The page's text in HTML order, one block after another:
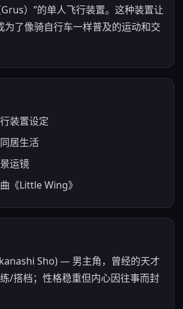
）”的单人飞行装置。这种装置让
为了像骑自行车一样普及的运动和交
装置设定
居生活
运镜
《Little Wing》
Sho) — 男主角，曾经的天才
/搭档；性格稳重但内心因往事而封